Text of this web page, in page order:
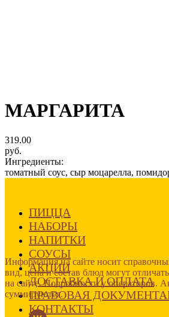
МАРГАРИТА
319.00
руб.
Ингредиенты:
томатный соус, сыр моцарелла,
ПИЦЦА
НАБОРЫ
НАПИТКИ
СОУСЫ
АКЦИИ
ДОСТАВКА И ОПЛАТА
ПРАВОВАЯ
КОНТАКТЫ
Информация на сайте носит
вид, цена и состав блюд могут
на сайте. Подробности у операторов.
суммируются.